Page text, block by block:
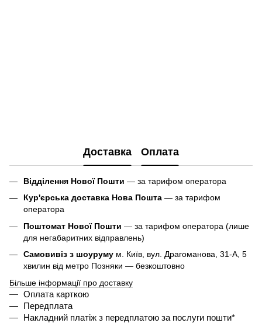
Доставка Оплата
Відділення Нової Пошти — за тарифом оператора
Кур'єрська доставка Нова Пошта — за тарифом
оператора
Поштомат Нової Пошти — за тарифом оператора (лише
для негабаритних відправлень)
Самовивіз з шоуруму м. Київ, вул. Драгоманова, 31-А, 5
хвилин від метро Позняки — безкоштовно
Більше інформації про доставку
Оплата карткою
Передплата
Накладний платіж з передплатою за послуги пошти*